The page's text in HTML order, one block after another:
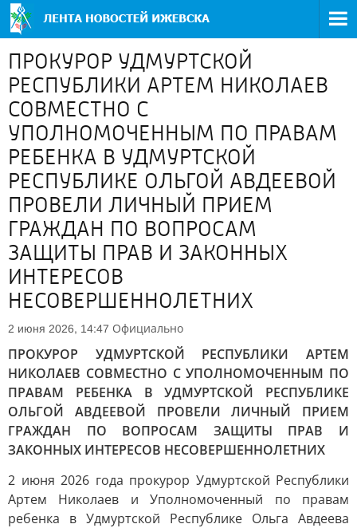
ПРОКУРОР УДМУРТСКОЙ
РЕСПУБЛИКИ АРТЕМ НИКОЛАЕВ
СОВМЕСТНО С
УПОЛНОМОЧЕННЫМ ПО ПРАВАМ
РЕБЕНКА В УДМУРТСКОЙ
РЕСПУБЛИКЕ ОЛЬГОЙ АВДЕЕВОЙ
ПРОВЕЛИ ЛИЧНЫЙ ПРИЕМ
ГРАЖДАН ПО ВОПРОСАМ
ЗАЩИТЫ ПРАВ И ЗАКОННЫХ
ИНТЕРЕСОВ
НЕСОВЕРШЕННОЛЕТНИХ
2 июня 2026, 14:47 Официально
ПРОКУРОР УДМУРТСКОЙ РЕСПУБЛИКИ АРТЕМ
НИКОЛАЕВ СОВМЕСТНО С УПОЛНОМОЧЕННЫМ ПО
ПРАВАМ РЕБЕНКА В УДМУРТСКОЙ РЕСПУБЛИКЕ
ОЛЬГОЙ АВДЕЕВОЙ ПРОВЕЛИ ЛИЧНЫЙ ПРИЕМ
ГРАЖДАН ПО ВОПРОСАМ ЗАЩИТЫ ПРАВ И
ЗАКОННЫХ ИНТЕРЕСОВ НЕСОВЕРШЕННОЛЕТНИХ
2 июня 2026 года прокурор Удмуртской Республики
Артем Николаев и Уполномоченный по правам
ребенка в Удмуртской Республике Ольга Авдеева